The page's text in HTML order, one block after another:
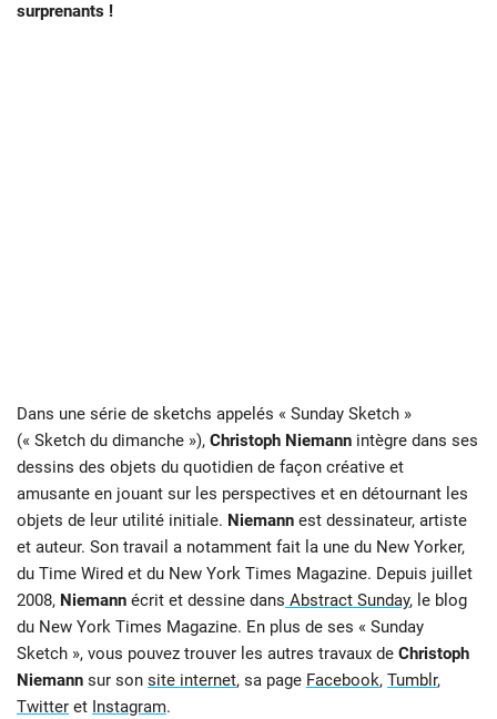
surprenants !
Dans une série de sketchs appelés « Sunday Sketch »
(« Sketch du dimanche »), Christoph Niemann intègre dans ses
dessins des objets du quotidien de façon créative et
amusante en jouant sur les perspectives et en détournant les
objets de leur utilité initiale. Niemann est dessinateur, artiste
et auteur. Son travail a notamment fait la une du New Yorker,
du Time Wired et du New York Times Magazine. Depuis juillet
2008, Niemann écrit et dessine dans Abstract Sunday, le blog
du New York Times Magazine. En plus de ses « Sunday
Sketch », vous pouvez trouver les autres travaux de Christoph
Niemann sur son site internet, sa page Facebook, Tumblr,
Twitter et Instagram.